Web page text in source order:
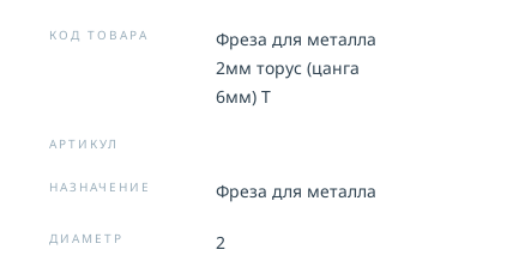
КОД ТОВАРА
Фреза для металла
2мм торус (цанга
6мм) T
АРТИКУЛ
НАЗНАЧЕНИЕ Фреза для металла
ДИАМЕТР 2